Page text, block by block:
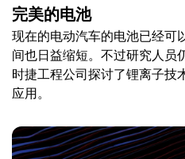
完美的电池
现在的电动汽车的电池已经可
间也日益缩短。不过研究人员
时捷工程公司探讨了锂离子技
应用。